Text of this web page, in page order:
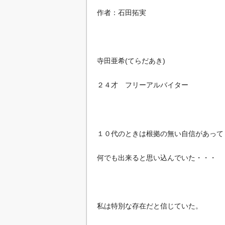
作者：石田拓実
寺田亜希(てらだあき)
２４才 フリーアルバイター
１０代のときは根拠の無い自信があって
何でも出来ると思い込んでいた・・・
私は特別な存在だと信じていた。